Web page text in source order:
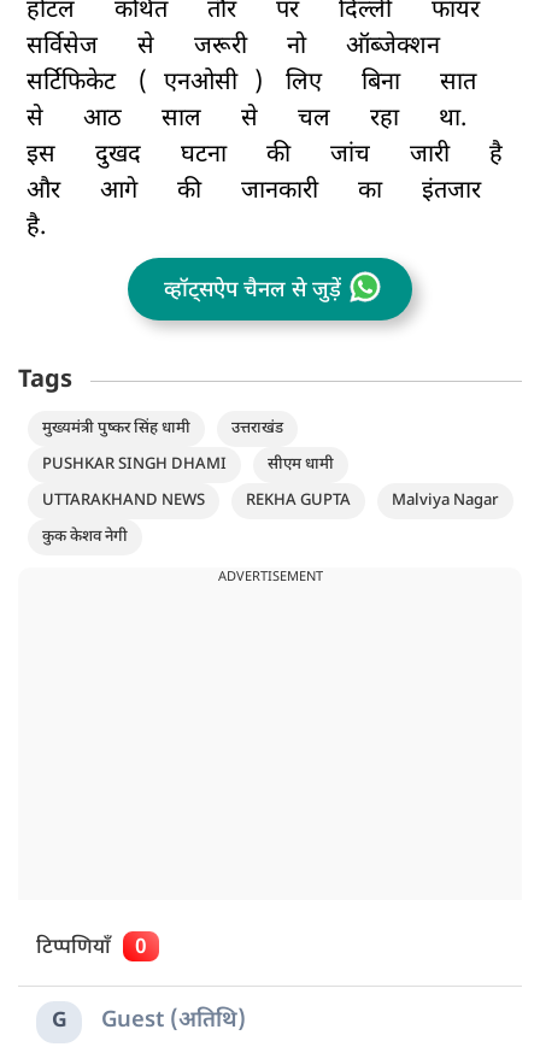
होटल
कथित तौर पर दिल्ली
फायर
सर्विसेज
से जरूरी नो
ऑब्जेक्शन
सर्टिफिकेट
( एनओसी ) लिए बिना
सात
से
आठ साल से चल रहा
था.
इस
दुखद घटना की जांच जारी
है
और
आगे की जानकारी का
इंतजार
है.
व्हॉट्सऐप चैनल से जुड़ें
Tags
मुख्यमंत्री पुष्कर सिंह धामी
उत्तराखंड
PUSHKAR SINGH DHAMI
सीएम धामी
UTTARAKHAND NEWS
REKHA GUPTA
Malviya Nagar
कुक केशव नेगी
ADVERTISEMENT
टिप्पणियाँ 0
G Guest (अतिथि)